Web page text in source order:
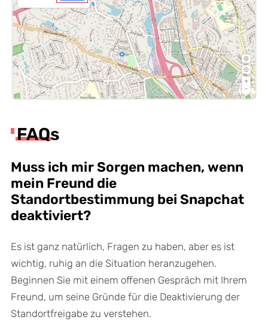
FAQs
Muss ich mir Sorgen machen, wenn
mein Freund die
Standortbestimmung bei Snapchat
deaktiviert?
Es ist ganz natürlich, Fragen zu haben, aber es ist
wichtig, ruhig an die Situation heranzugehen.
Beginnen Sie mit einem offenen Gespräch mit Ihrem
Freund, um seine Gründe für die Deaktivierung der
Standortfreigabe zu verstehen.